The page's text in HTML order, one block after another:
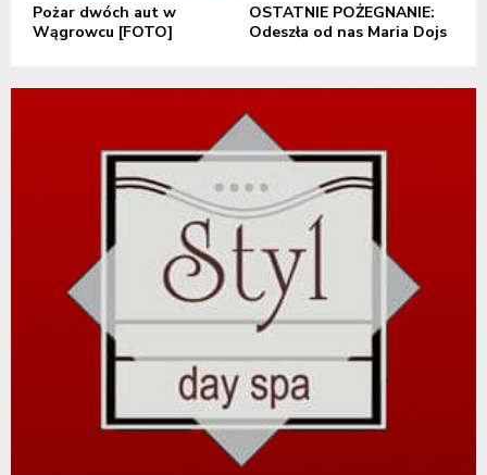
Pożar dwóch aut w
Wągrowcu [FOTO]
OSTATNIE POŻEGNANIE:
Odeszła od nas Maria Dojs